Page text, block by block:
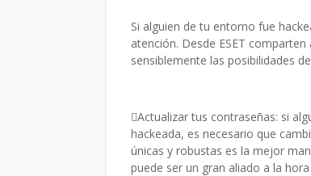
Si alguien de tu entorno fue
atención. Desde ESET
sensiblemente las posibilidades
Actualizar tus contraseñas: si
hackeada, es necesario que
únicas y robustas es la mejor
puede ser un gran aliado a la